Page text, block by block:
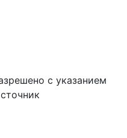
с указанием